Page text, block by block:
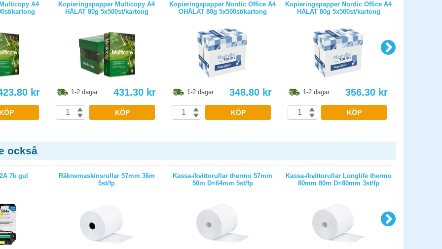
A4
kartong
kr
KÖP
Kopieringspapper Multicopy A4
HÅLAT 80g 5x500st/kartong
1-2 dagar 431.30 kr
KÖP
Kopieringspapper Nordic Office A4
OHÅLAT 80g 5x500st/kartong
1-2 dagar 348.80 kr
KÖP
Kopieringspapper Nordic Office A4
HÅLAT 80g 5x500st/kartong
1-2 dagar 356.30 kr
KÖP
också
7k gul
Räknemaskinsrullar 57mm 36m
5st/fp
Kassa-/kvittorullar thermo 57mm
50m D=64mm 5st/fp
Kassa-/kvittorullar Longlife thermo
80mm 80m D=80mm 3st/fp